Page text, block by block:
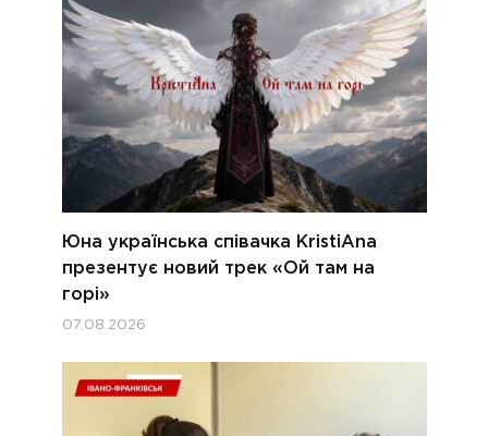
Юна українська співачка KristiAna
презентує новий трек «Ой там на
горі»
07.08.2026